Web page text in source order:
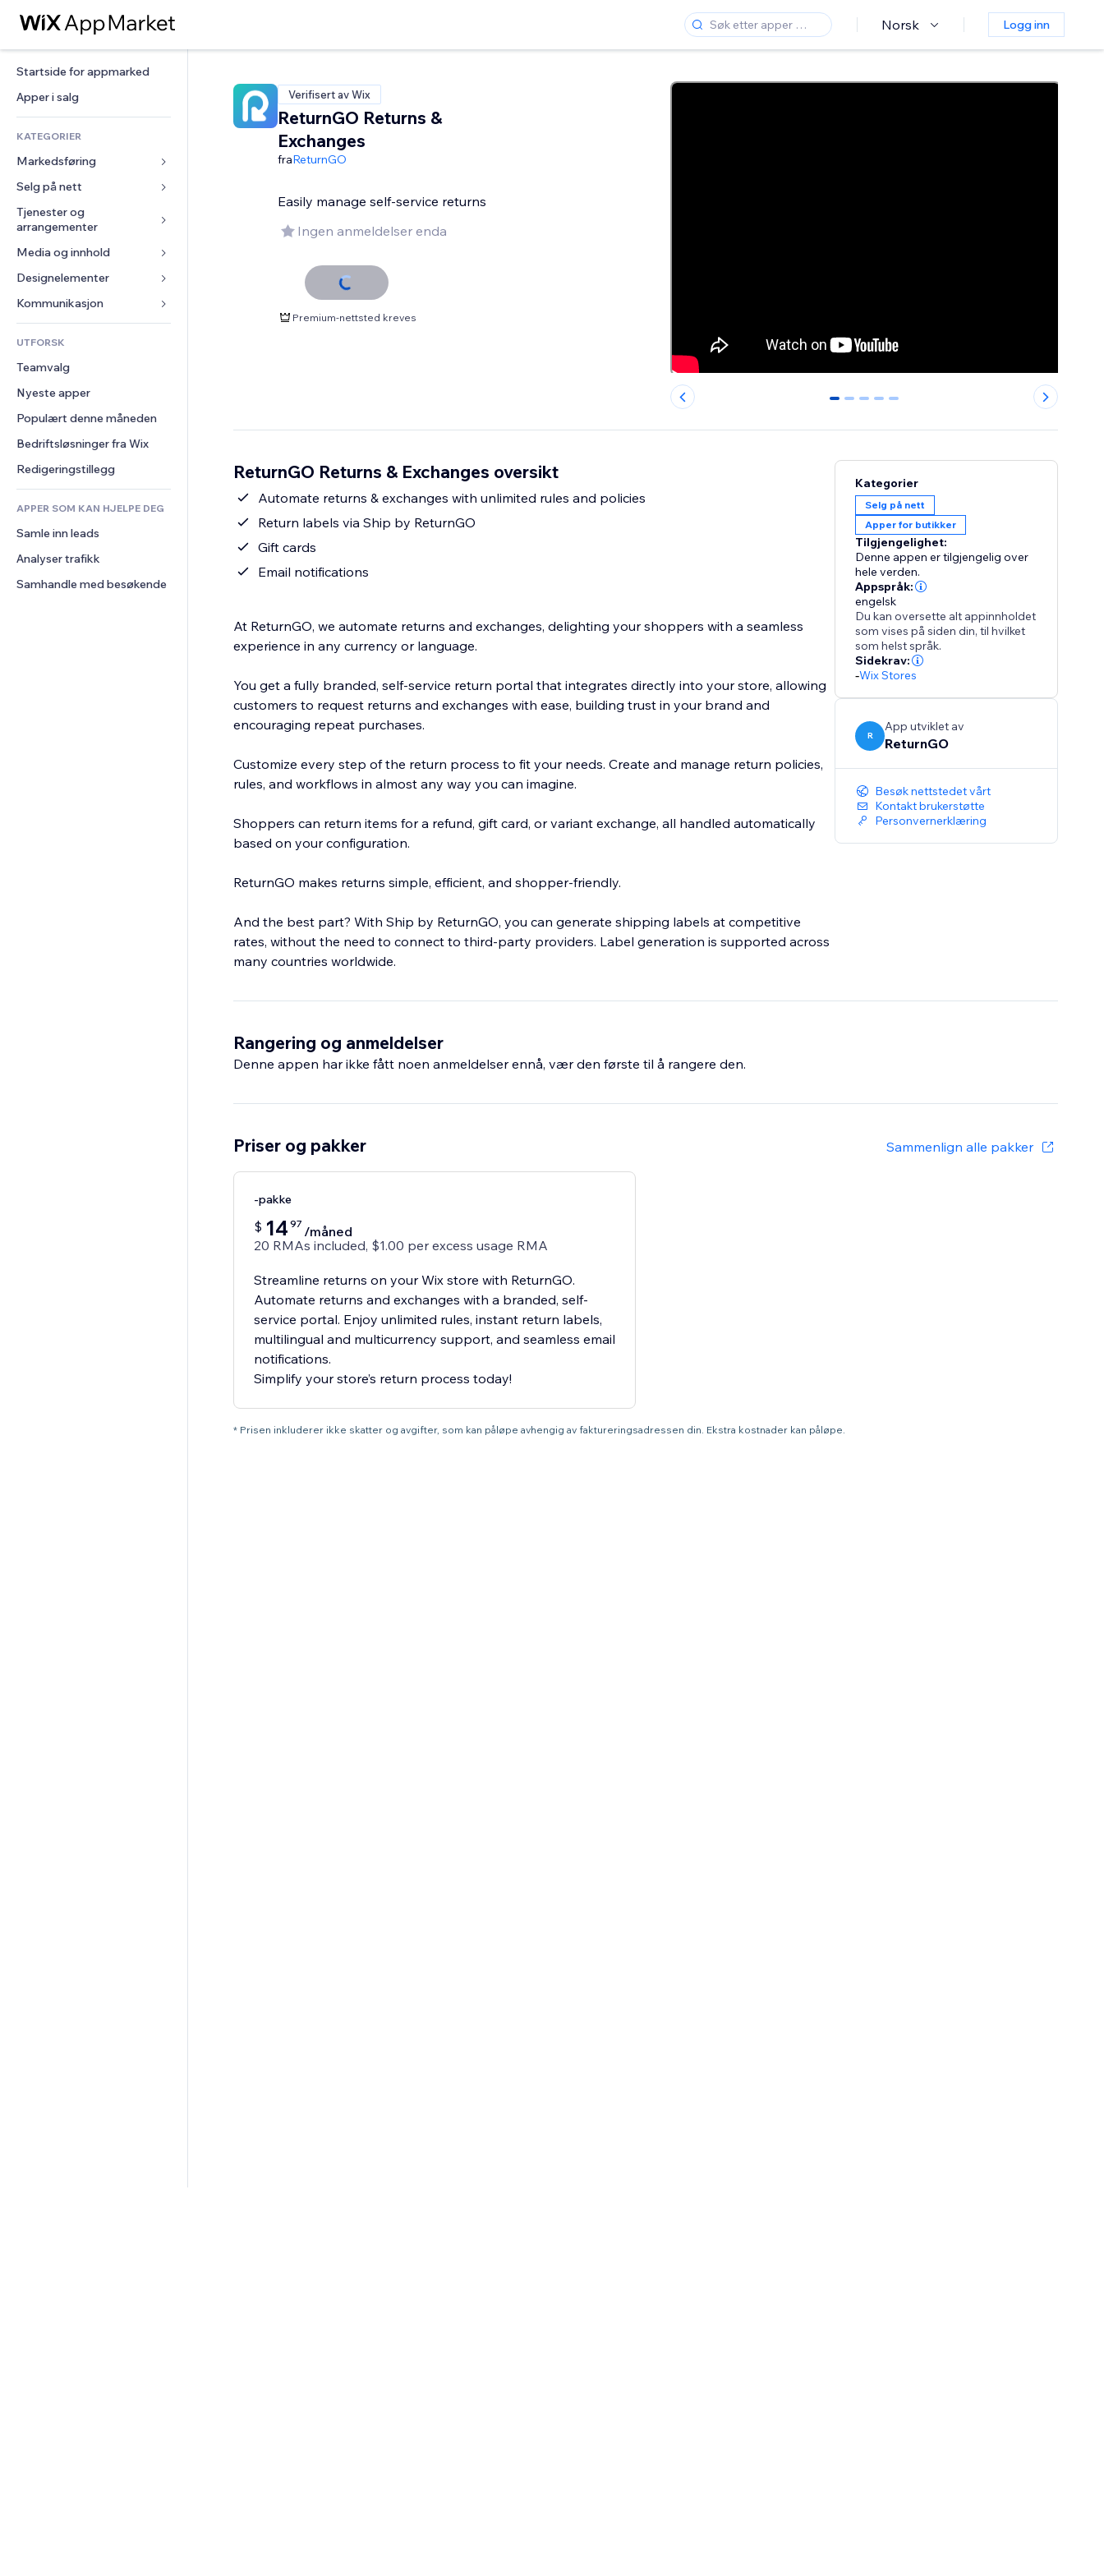
Norsk Logg inn
Startside for appmarked
Apper i salg
KATEGORIER
Markedsføring
Annonser
Mobil
Analyser
Sosiale medier
SEO
Engasjement
Nettstedsoppføringer
E-post
Konvertering
Selg på nett
Apper for butikker
Frakt og levering
Selg-knapper
Nettkurs
On-demand-utskrift
Regnskap
Kuponger og fordelsprogram
Lagerløsninger
Dropshipping
Priser og abonnement
Folkefinansiering
Mat og drikke
Tjenester og
arrangementer
Hoteller
Arrangementer
Restauranter
Eiendom
Bookinger
Media og innhold
Galleri
Musikk
Podkaster
Fotografi
Video
PDF
Fildeling
Nyheter
Designelementer
Kart og navigasjon
Personvern og sikkerhet
Klokke
Sidemaler
Bildeeffekter
Knapper og menyer
Bannere og merker
Kalkulatorer
Søk
Vær
Diagrammer og tabeller
Skjemaer
Avstemninger
Chat
Kommentarer
Telefon
Samfunn
Anmeldelser og
UTFORSK
Teamvalg
Nyeste apper
Populært denne måneden
Bedriftsløsninger fra Wix
Redigeringstillegg
APPER SOM KAN HJELPE DEG
Samle inn leads
Analyser trafikk
Samhandle med besøkende
Verifisert av Wix
ReturnGO Returns &
Exchanges
fraReturnGO
Easily manage self-service returns
Ingen anmeldelser enda
Premium-nettsted kreves
0 1 2 3 4
ReturnGO Returns & Exchanges oversikt
Automate returns & exchanges with unlimited rules and policies
Return labels via Ship by ReturnGO
Gift cards
Email notifications
At ReturnGO, we automate returns and exchanges, delighting your shoppers with a seamless
experience in any currency or language.
You get a fully branded, self-service return portal that integrates directly into your store, allowing
customers to request returns and exchanges with ease, building trust in your brand and
encouraging repeat purchases.
Customize every step of the return process to fit your needs. Create and manage return policies,
rules, and workflows in almost any way you can imagine.
Shoppers can return items for a refund, gift card, or variant exchange, all handled automatically
based on your configuration.
ReturnGO makes returns simple, efficient, and shopper-friendly.
And the best part? With Ship by ReturnGO, you can generate shipping labels at competitive
rates, without the need to connect to third-party providers. Label generation is supported across
many countries worldwide.
Kategorier
Selg på nett
Apper for butikker
Tilgjengelighet:
Denne appen er tilgjengelig over
hele verden.
Appspråk:
engelsk
Du kan oversette alt appinnholdet
som vises på siden din, til hvilket
som helst språk.
Sidekrav:
-Wix Stores
R
App utviklet av
ReturnGO
Besøk nettstedet vårt
Kontakt brukerstøtte
Personvernerklæring
Rangering og anmeldelser
Denne appen har ikke fått noen anmeldelser ennå, vær den første til å rangere den.
Priser og pakker Sammenlign alle pakker
-pakke
$ 14 97 /måned
20 RMAs included, $1.00 per excess usage RMA
Streamline returns on your Wix store with ReturnGO.
Automate returns and exchanges with a branded, self-
service portal. Enjoy unlimited rules, instant return labels,
multilingual and multicurrency support, and seamless email
notifications.
Simplify your store’s return process today!
* Prisen inkluderer ikke skatter og avgifter, som kan påløpe avhengig av faktureringsadressen din. Ekstra kostnader kan påløpe.